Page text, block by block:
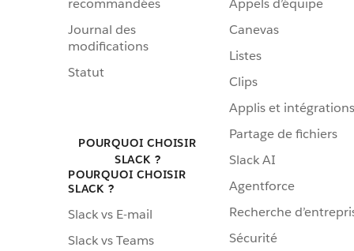
recommandées
Journal des
modifications
Statut
POURQUOI CHOISIR
SLACK ?
POURQUOI CHOISIR
SLACK ?
Slack vs E-mail
Slack vs Teams
Appels d’équipe
Canevas
Listes
Clips
Applis et intégrations
Partage de fichiers
Slack AI
Agentforce
Recherche
Sécurité